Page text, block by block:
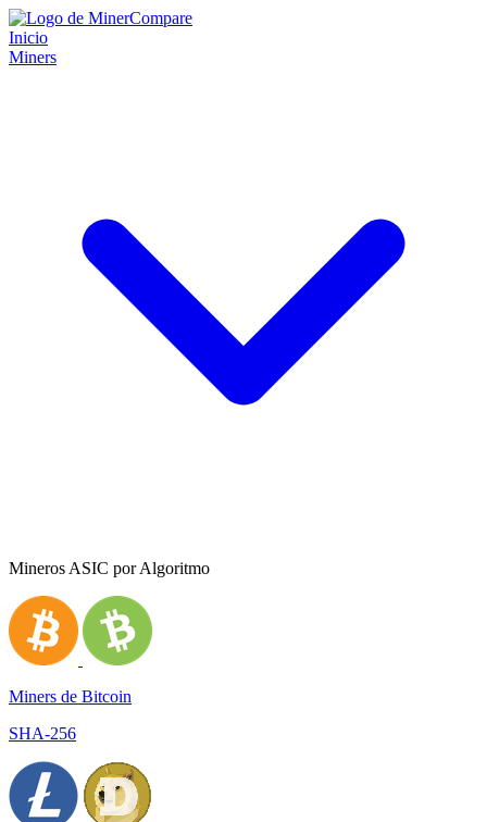
Inicio
Miners
Mineros ASIC por Algoritmo
Miners de Bitcoin
SHA-256